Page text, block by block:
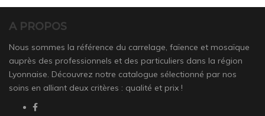
A PROPOS
Nous sommes la référence du carrelage, faïence et mosaïque
auprès des professionnels et des particuliers dans la région
Lyonnaise. Découvrez notre catalogue sélectionné par nos
soins en alliant deux critères : qualité et prix !